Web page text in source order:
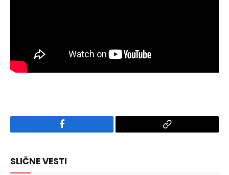
Facebook
Copy
SLIČNE VESTI